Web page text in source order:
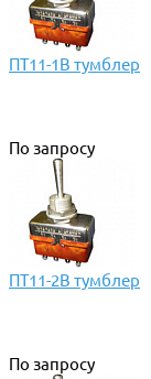
ПТ11-1В тумблер
По запросу
ПТ11-2В тумблер
По запросу